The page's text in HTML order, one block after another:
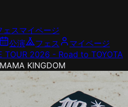
ェスマイページ
公演 フェス
マイページ
TOUR 2026 - Road to TOYOTA
KINGDOM